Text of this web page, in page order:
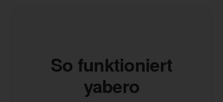
So funktioniert
yabero